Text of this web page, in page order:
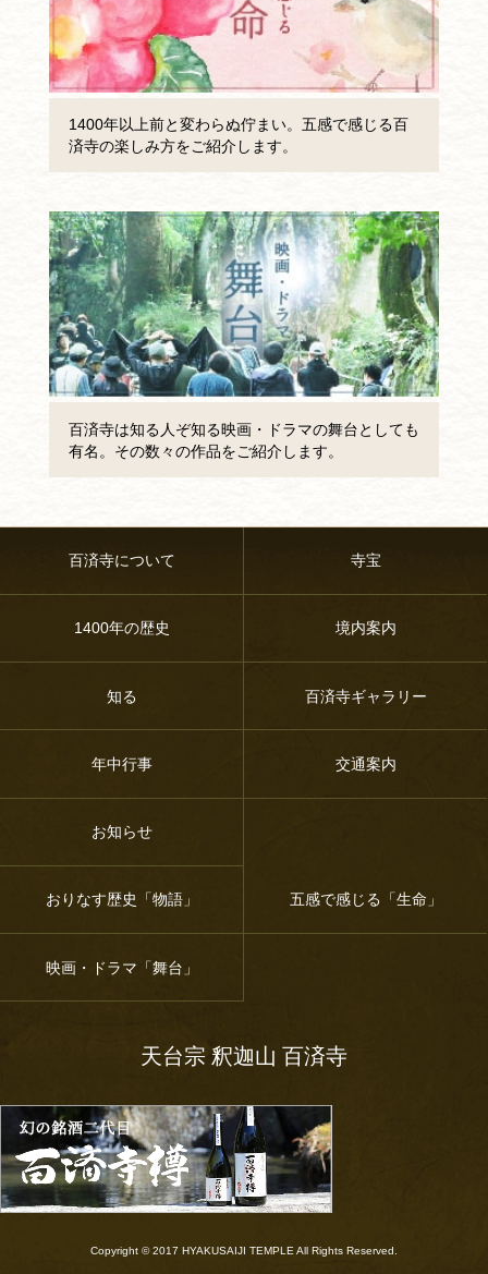
1400年以上前と変わらぬ佇まい。五感で感じる百
済寺の楽しみ方をご紹介します。
百済寺は知る人ぞ知る映画・ドラマの舞台としても
有名。その数々の作品をご紹介します。
天台宗 釈迦山 百済寺
Copyright © 2017 HYAKUSAIJI TEMPLE All Rights Reserved.
百済寺について 寺宝
1400年の歴史 境内案内
知る 百済寺ギャラリー
年中行事 交通案内
お知らせ
おりなす歴史「物語」 五感で感じる「生命」
映画・ドラマ「舞台」